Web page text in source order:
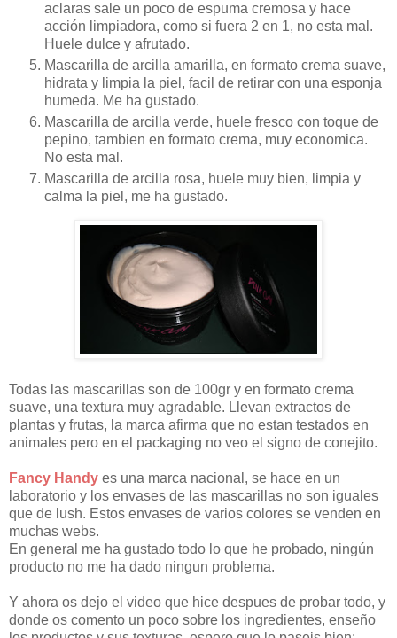
aclaras sale un poco de espuma cremosa y hace
acción limpiadora, como si fuera 2 en 1, no esta mal.
Huele dulce y afrutado.
Mascarilla de arcilla amarilla, en formato crema suave,
hidrata y limpia la piel, facil de retirar con una esponja
humeda. Me ha gustado.
Mascarilla de arcilla verde, huele fresco con toque de
pepino, tambien en formato crema, muy economica.
No esta mal.
Mascarilla de arcilla rosa, huele muy bien, limpia y
calma la piel, me ha gustado.
Todas las mascarillas son de 100gr y en formato crema
suave, una textura muy agradable. Llevan extractos de
plantas y frutas, la marca afirma que no estan testados en
animales pero en el packaging no veo el signo de conejito.
Fancy Handy es una marca nacional, se hace en un
laboratorio y los envases de las mascarillas no son iguales
que de lush. Estos envases de varios colores se venden en
muchas webs.
En general me ha gustado todo lo que he probado, ningún
producto no me ha dado ningun problema.
Y ahora os dejo el video que hice despues de probar todo, y
donde os comento un poco sobre los ingredientes, enseño